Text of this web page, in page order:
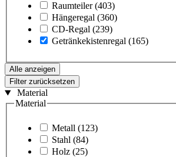
Raumteiler (403)
Hängeregal (360)
CD-Regal (239)
Getränkekistenregal (165)
Alle anzeigen
Filter zurücksetzen
Material
Material
Metall (123)
Stahl (84)
Holz (25)